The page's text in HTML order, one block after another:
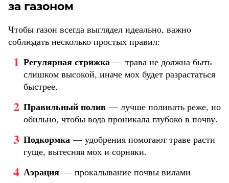
за газоном
Чтобы газон всегда выглядел идеально, важно
соблюдать несколько простых правил:
Регулярная стрижка — трава не должна быть
слишком высокой, иначе мох будет разрастаться
быстрее.
Правильный полив — лучше поливать реже, но
обильно, чтобы вода проникала глубоко в почву.
Подкормка — удобрения помогают траве расти
гуще, вытесняя мох и сорняки.
Аэрация — прокалывание почвы вилами